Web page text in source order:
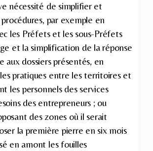
nécessité de simplifier et
par exemple en
les Préfets et les sous-Préfets
et la simplification de la réponse
aux dossiers présentés, en
pratiques entre les territoires et
les personnels des services
des entrepreneurs ; ou
des zones où il serait
la première pierre en six mois
en amont les fouilles